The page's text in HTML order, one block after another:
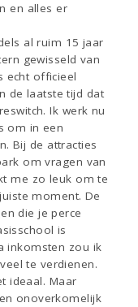
en alles er
al ruim 15 jaar
gewisseld van
echt officieel
de laatste tijd dat
Ik werk nu
om in een
Bij de attracties
om vragen van
me zo leuk om te
moment. De
die je perce
is
inkomsten zou ik
te verdienen.
ideaal. Maar
onoverkomelijk